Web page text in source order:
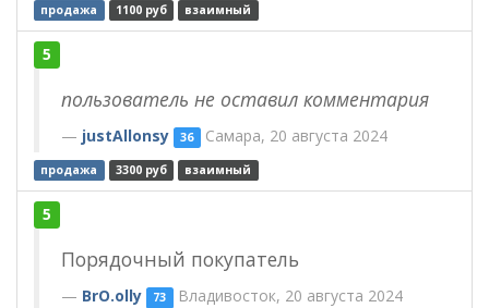
продажа 1100 руб взаимный
5
пользователь не оставил комментария
justAllonsy 36 Самара, 20 августа 2024
продажа 3300 руб взаимный
5
Порядочный покупатель
BrO.olly 73 Владивосток, 20 августа 2024